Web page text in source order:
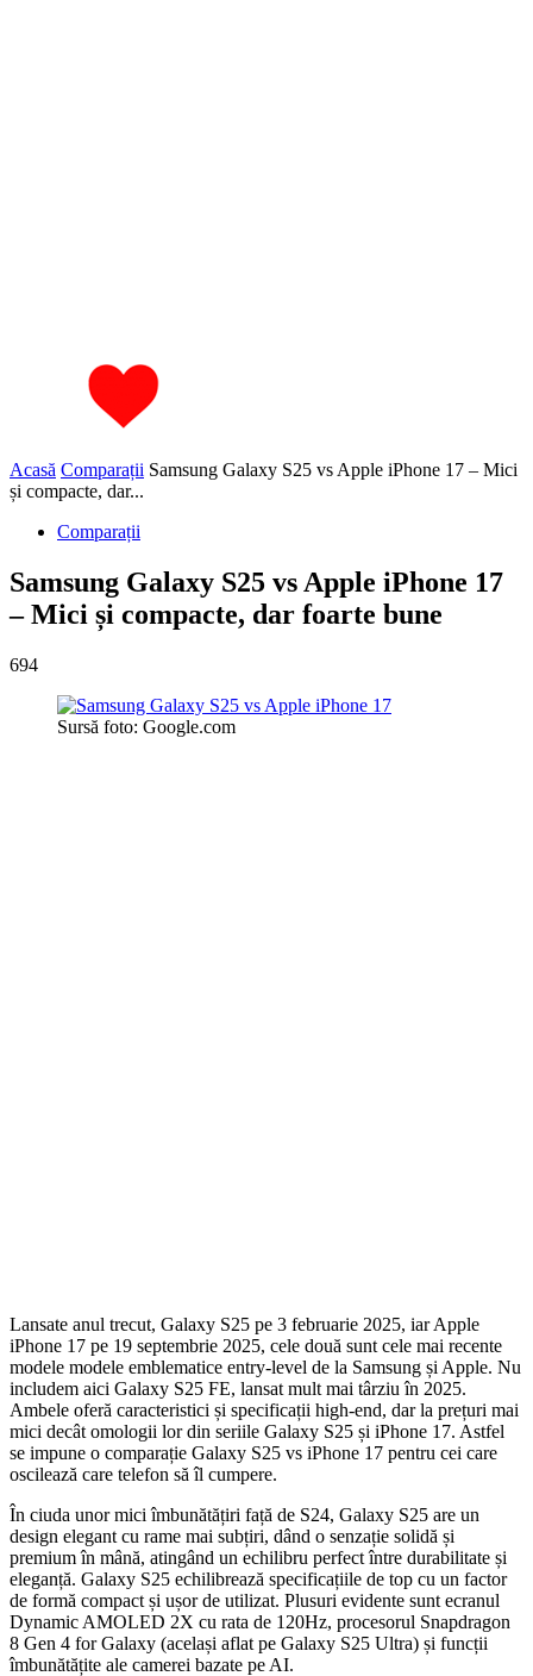
Acasă Comparații Samsung Galaxy S25 vs Apple iPhone 17 – Mici
și compacte, dar...
Comparații
Samsung Galaxy S25 vs Apple iPhone 17
– Mici și compacte, dar foarte bune
694
Sursă foto: Google.com
Lansate anul trecut, Galaxy S25 pe 3 februarie 2025, iar Apple
iPhone 17 pe 19 septembrie 2025, cele două sunt cele mai recente
modele modele emblematice entry-level de la Samsung și Apple. Nu
includem aici Galaxy S25 FE, lansat mult mai târziu în 2025.
Ambele oferă caracteristici și specificații high-end, dar la prețuri mai
mici decât omologii lor din seriile Galaxy S25 și iPhone 17. Astfel
se impune o comparație Galaxy S25 vs iPhone 17 pentru cei care
oscilează care telefon să îl cumpere.
În ciuda unor mici îmbunătățiri față de S24, Galaxy S25 are un
design elegant cu rame mai subțiri, dând o senzație solidă și
premium în mână, atingând un echilibru perfect între durabilitate și
eleganță. Galaxy S25 echilibrează specificațiile de top cu un factor
de formă compact și ușor de utilizat. Plusuri evidente sunt ecranul
Dynamic AMOLED 2X cu rata de 120Hz, procesorul Snapdragon
8 Gen 4 for Galaxy (același aflat pe Galaxy S25 Ultra) și funcții
îmbunătățite ale camerei bazate pe AI.